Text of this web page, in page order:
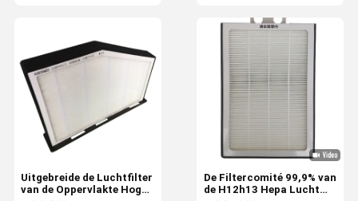
Thuis Video's Over Ons
De Filtercomité 99,9% van
de H12h13 Hepa Lucht
Uitgebreide de Luchtfilter
van de Oppervlakte Hoge